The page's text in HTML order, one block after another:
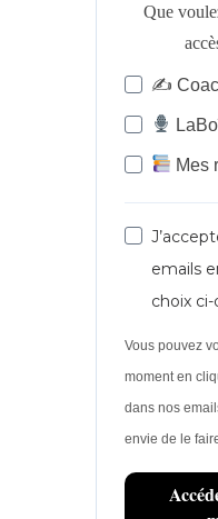
Que
✍️
Mes
emails
choix ci-
Vous pouvez
moment en
dans nos
envie de le